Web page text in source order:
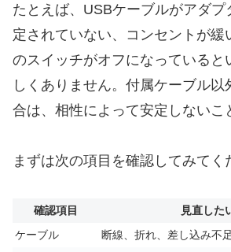
たとえば、USBケーブルがアダプ
定されていない、コンセントが緩
のスイッチがオフになっていると
しくありません。付属ケーブル以
合は、相性によって安定しないこ
まずは次の項目を確認してみてく
確認項目
見直した
ケーブル
断線、折れ、差し込み不